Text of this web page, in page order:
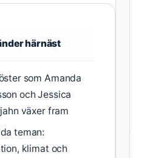
härnäst
som Amanda
och Jessica
växer fram
teman:
klimat och